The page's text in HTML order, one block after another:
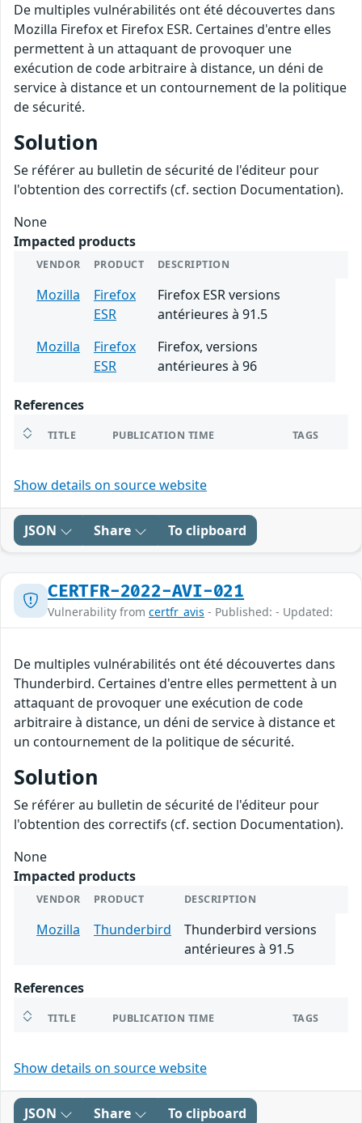
De multiples vulnérabilités ont été découvertes dans
Mozilla Firefox et Firefox ESR. Certaines d'entre elles
permettent à un attaquant de provoquer une
exécution de code arbitraire à distance, un déni de
service à distance et un contournement de la politique
de sécurité.
Solution
Se référer au bulletin de sécurité de l'éditeur pour
l'obtention des correctifs (cf. section Documentation).
None
Impacted products
VENDOR PRODUCT DESCRIPTION
Mozilla
Firefox
ESR
Firefox ESR versions
antérieures à 91.5
Mozilla
Firefox
ESR
Firefox, versions
antérieures à 96
References
TITLE PUBLICATION TIME TAGS
Show details on source website
JSON Share To clipboard
CERTFR-2022-AVI-021
Vulnerability from certfr_avis - Published: - Updated:
De multiples vulnérabilités ont été découvertes dans
Thunderbird. Certaines d'entre elles permettent à un
attaquant de provoquer une exécution de code
arbitraire à distance, un déni de service à distance et
un contournement de la politique de sécurité.
Solution
Se référer au bulletin de sécurité de l'éditeur pour
l'obtention des correctifs (cf. section Documentation).
None
Impacted products
VENDOR PRODUCT DESCRIPTION
Mozilla Thunderbird
Thunderbird versions
antérieures à 91.5
References
TITLE PUBLICATION TIME TAGS
Show details on source website
JSON Share To clipboard